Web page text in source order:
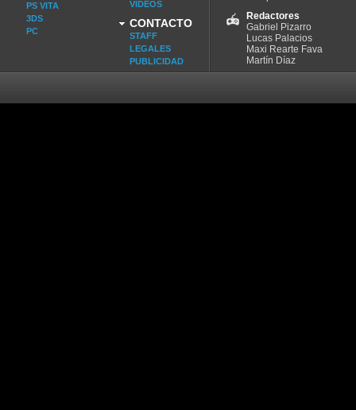
PS VITA
3DS
PC
VIDEOS
CONTACTO
STAFF
LEGALES
PUBLICIDAD
Redactores
Gabriel Pizarro
Lucas Palacios
Maxi Rearte Fava
Martín Díaz